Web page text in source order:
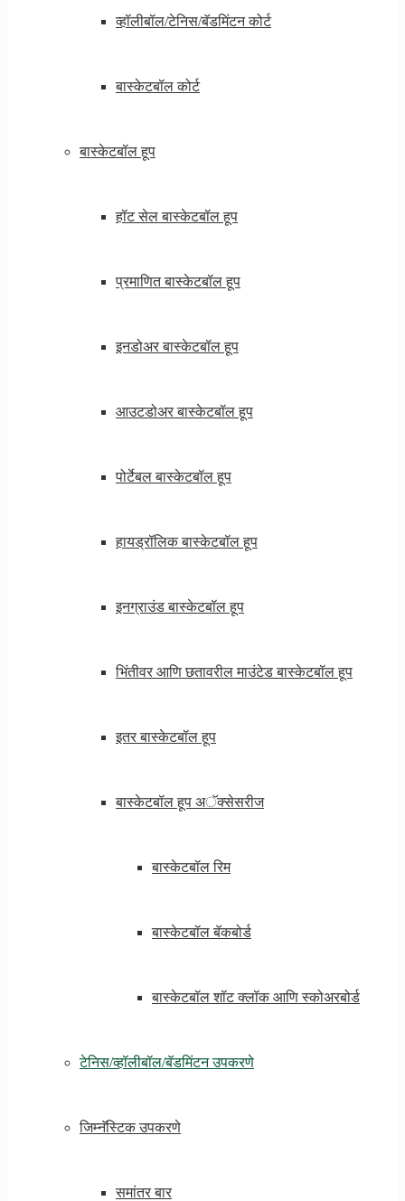
व्हॉलीबॉल/टेनिस/बॅडमिंटन कोर्ट
बास्केटबॉल कोर्ट
बास्केटबॉल हूप
हॉट सेल बास्केटबॉल हूप
प्रमाणित बास्केटबॉल हूप
इनडोअर बास्केटबॉल हूप
आउटडोअर बास्केटबॉल हूप
पोर्टेबल बास्केटबॉल हूप
हायड्रॉलिक बास्केटबॉल हूप
इनग्राउंड बास्केटबॉल हूप
भिंतीवर आणि छतावरील माउंटेड बास्केटबॉल हूप
इतर बास्केटबॉल हूप
बास्केटबॉल हूप अॅक्सेसरीज
बास्केटबॉल रिम
बास्केटबॉल बॅकबोर्ड
बास्केटबॉल शॉट क्लॉक आणि स्कोअरबोर्ड
टेनिस/व्हॉलीबॉल/बॅडमिंटन उपकरणे
जिम्नॅस्टिक उपकरणे
समांतर बार